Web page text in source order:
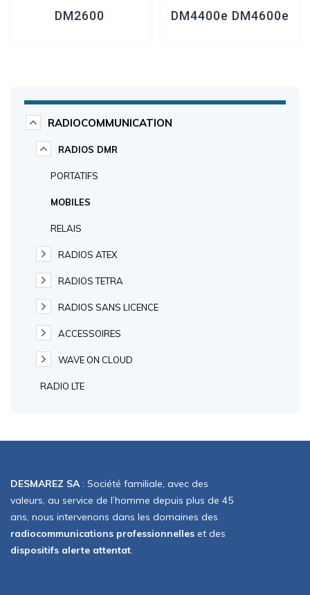
DM2600 DM4400e DM4600e
RADIOCOMMUNICATION
RADIOS DMR
PORTATIFS
MOBILES
RELAIS
RADIOS ATEX
RADIOS TETRA
RADIOS SANS LICENCE
ACCESSOIRES
WAVE ON CLOUD
RADIO LTE
DESMAREZ SA: Société familiale, avec des
valeurs, au service de l’homme depuis plus de 45
ans, nous intervenons dans les domaines des
radiocommunications professionnelles et des
dispositifs alerte attentat.